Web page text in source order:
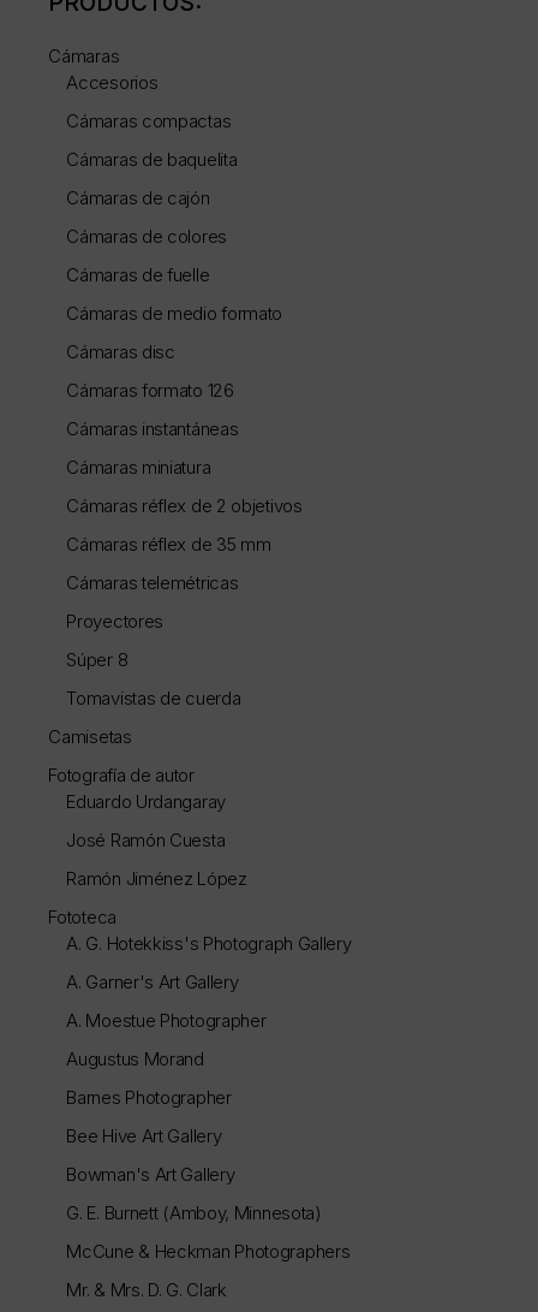
Cámaras
Accesorios
Cámaras compactas
Cámaras de baquelita
Cámaras de cajón
Cámaras de colores
Cámaras de fuelle
Cámaras de medio formato
Cámaras disc
Cámaras formato 126
Cámaras instantáneas
Cámaras miniatura
Cámaras réflex de 2 objetivos
Cámaras réflex de 35 mm
Cámaras telemétricas
Proyectores
Súper 8
Tomavistas de cuerda
Camisetas
Fotografía de autor
Eduardo Urdangaray
José Ramón Cuesta
Ramón Jiménez López
Fototeca
A. G. Hotekkiss's Photograph Gallery
A. Garner's Art Gallery
A. Moestue Photographer
Augustus Morand
Barnes Photographer
Bee Hive Art Gallery
Bowman's Art Gallery
G. E. Burnett (Amboy, Minnesota)
McCune & Heckman Photographers
Mr. & Mrs. D. G. Clark